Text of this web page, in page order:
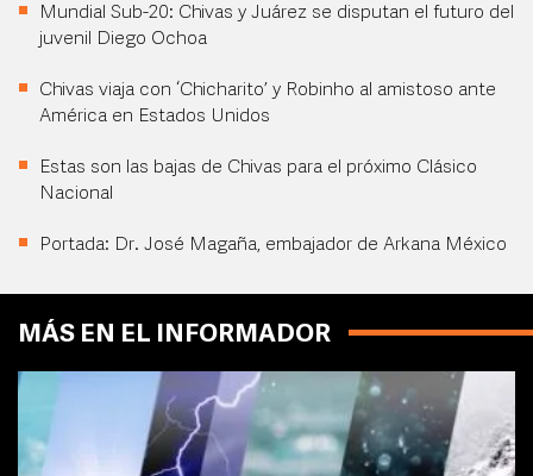
Mundial Sub-20: Chivas y Juárez se disputan el futuro del
juvenil Diego Ochoa
Chivas viaja con ‘Chicharito’ y Robinho al amistoso ante
América en Estados Unidos
Estas son las bajas de Chivas para el próximo Clásico
Nacional
Portada: Dr. José Magaña, embajador de Arkana México
MÁS EN EL INFORMADOR